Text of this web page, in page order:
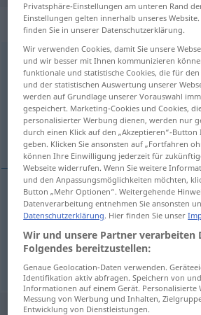
„Kröpfung“:
Kröpfungf <Kröpfung;-en>
Übersicht aller Übersetzungen
(Für mehr Details die Übersetzung
l’inghiottire piegatura a
l’inghiottire Kröpfung JAGD
piegatura
Privatsphäre-Einstellungen am unteren Rand
Einstellungen gelten innerhalb unseres
finden Sie in unserer Datenschutzerklärung.
Wir verwenden Cookies, damit Sie unsere
und wir besser mit Ihnen kommunizieren
funktionale und statistische Cookies, die für
und der statistischen Auswertung unserer
werden auf Grundlage unserer Vorauswahl
gespeichert. Marketing-Cookies und Cookies,
personalisierter Werbung dienen, werden nur
durch einen Klick auf den „Akzeptieren“-
geben. Klicken Sie ansonsten auf „Fortfahren
können Ihre Einwilligung jederzeit für
Webseite widerrufen. Wenn Sie weitere
und den Anpassungsmöglichkeiten möchten,
Button „Mehr Optionen“. Weitergehende
Datenverarbeitung entnehmen Sie ansonsten
Datenschutzerklärung. Hier finden Sie unser
Wir und unsere Partner verarbeiten
Folgendes bereitzustellen:
Genaue Geolocation-Daten verwenden.
Identifikation aktiv abfragen. Speichern von
Informationen auf einem Gerät. Personalisierte
Messung von Werbung und Inhalten,
Entwicklung von Dienstleistungen.